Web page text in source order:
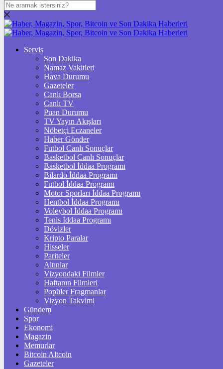
DOLAR
47,7436$% 0.18
% 0.32
STERLİN
% 0.38
GRAM ALTIN
%2,59
ÇEYREK ALTIN
10.912,00%2,62
TAM ALTIN
43.461,00%2,62
%2,39
%-0,14
฿%1.1
LİTECOİN
2171.26Ł%0.2
ETHEREUM
91265 Ξ%0.9
Servis
Son Dakika
Namaz Vakitleri
Hava Durumu
Gazeteler
Canlı Borsa
Canlı TV
Puan Durumu
TV Yayın Akışları
Nöbetçi Eczaneler
Haber Gönder
Futbol Canlı Sonuçlar
Basketbol Canlı Sonuçlar
Basketbol İddaa Programı
Bilardo İddaa Programı
Futbol İddaa Programı
Motor Sporları İddaa Programı
Hentbol İddaa Programı
Voleybol İddaa Programı
Tenis İddaa Programı
Dövizler
Kripto Paralar
Hisseler
Pariteler
Altınlar
Vizyondaki Filmler
Haftanın Filmleri
Popüler Fragmanlar
Vizyon Takvimi
Gündem
Spor
Ekonomi
Magazin
Memurlar
Bitcoin Altcoin
Gazeteler